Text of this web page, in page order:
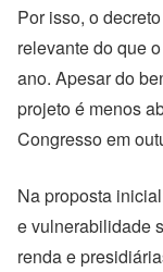
Por isso, o
relevante do que
ano. Apesar do
projeto é menos
Congresso em
Na proposta
e vulnerabilidade
renda e